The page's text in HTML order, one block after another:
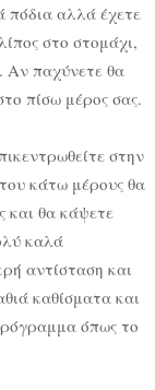
πόδια αλλά έχετε
στο στομάχι,
Αν παχύνετε θα
πίσω μέρος σας.
στην
κάτω μέρους θα
και θα κάψετε
καλά
αντίσταση και
καθίσματα και
όπως το